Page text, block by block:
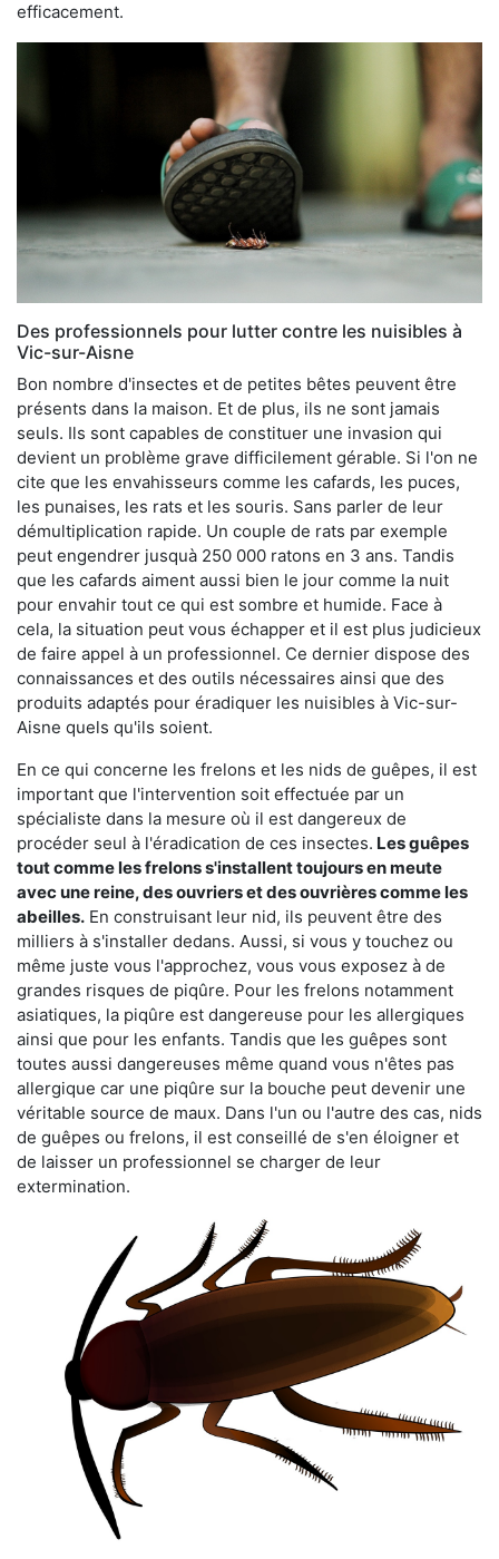
efficacement.
Des professionnels pour lutter contre les nuisibles à
Vic-sur-Aisne
Bon nombre d'insectes et de petites bêtes peuvent être
présents dans la maison. Et de plus, ils ne sont jamais
seuls. Ils sont capables de constituer une invasion qui
devient un problème grave difficilement gérable. Si l'on ne
cite que les envahisseurs comme les cafards, les puces,
les punaises, les rats et les souris. Sans parler de leur
démultiplication rapide. Un couple de rats par exemple
peut engendrer jusquà 250 000 ratons en 3 ans. Tandis
que les cafards aiment aussi bien le jour comme la nuit
pour envahir tout ce qui est sombre et humide. Face à
cela, la situation peut vous échapper et il est plus judicieux
de faire appel à un professionnel. Ce dernier dispose des
connaissances et des outils nécessaires ainsi que des
produits adaptés pour éradiquer les nuisibles à Vic-sur-
Aisne quels qu'ils soient.
En ce qui concerne les frelons et les nids de guêpes, il est
important que l'intervention soit effectuée par un
spécialiste dans la mesure où il est dangereux de
procéder seul à l'éradication de ces insectes. Les guêpes
tout comme les frelons s'installent toujours en meute
avec une reine, des ouvriers et des ouvrières comme les
abeilles. En construisant leur nid, ils peuvent être des
milliers à s'installer dedans. Aussi, si vous y touchez ou
même juste vous l'approchez, vous vous exposez à de
grandes risques de piqûre. Pour les frelons notamment
asiatiques, la piqûre est dangereuse pour les allergiques
ainsi que pour les enfants. Tandis que les guêpes sont
toutes aussi dangereuses même quand vous n'êtes pas
allergique car une piqûre sur la bouche peut devenir une
véritable source de maux. Dans l'un ou l'autre des cas, nids
de guêpes ou frelons, il est conseillé de s'en éloigner et
de laisser un professionnel se charger de leur
extermination.